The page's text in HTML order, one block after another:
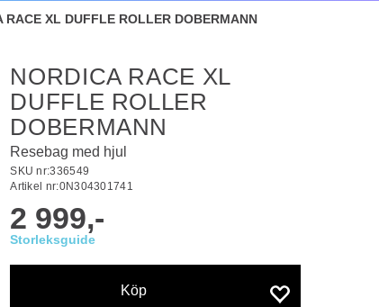
RACE XL DUFFLE ROLLER DOBERMANN
NORDICA RACE XL
DUFFLE ROLLER
DOBERMANN
Resebag med hjul
SKU nr:336549
Artikel nr:0N304301741
2 999,-
Köp